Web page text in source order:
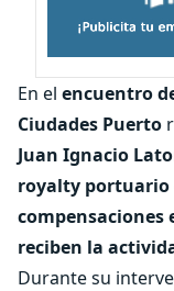
En el encuentro
Ciudades Puerto
Juan Ignacio
royalty portuario
compensaciones
reciben la
Durante su